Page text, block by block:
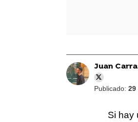
Juan
Publicado: 29
Si hay